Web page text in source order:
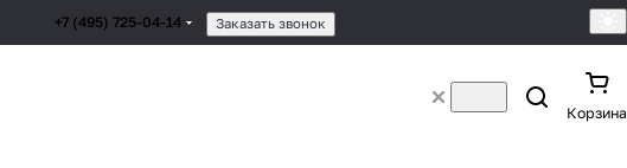
+7 (495) 725-04-14 Заказать звонок
Корзина